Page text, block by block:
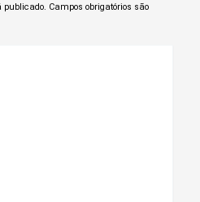
publicado. Campos obrigatórios são